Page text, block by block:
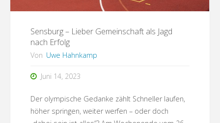
Sensburg – Lieber Gemeinschaft als Jagd
nach Erfolg
Von Uwe Hahnkamp
Juni 14, 2023
Der olympische Gedanke zählt Schneller laufen,
höher springen, weiter werfen – oder doch